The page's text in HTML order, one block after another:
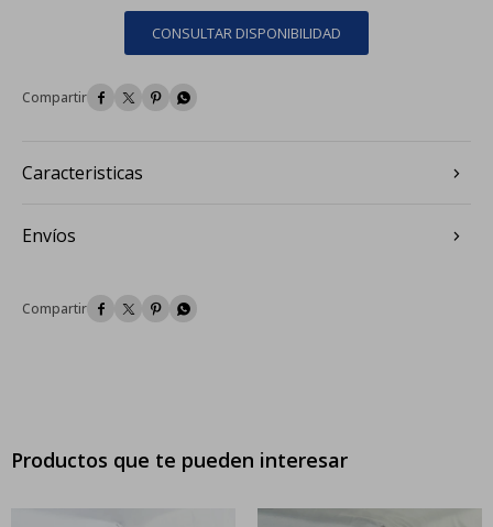
CONSULTAR DISPONIBILIDAD
   
Caracteristicas
Envíos
   
Productos que te pueden interesar